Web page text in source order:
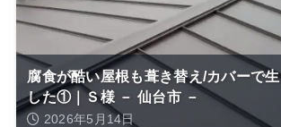
腐食が酷い屋根も葺き替え/カバーで
した①｜Ｓ様 － 仙台市 －
2026年5月14日